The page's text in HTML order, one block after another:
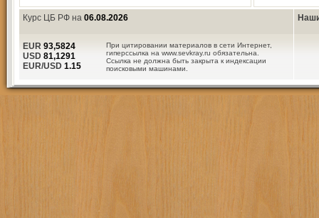
Курс ЦБ РФ на 06.08.2026
При цитировании материалов в сети Интернет,
гиперссылка на www.sevkray.ru обязательна.
Ссылка не должна быть закрыта к индексации
поисковыми машинами.
EUR 93,5824
USD 81,1291
EUR/USD 1.15